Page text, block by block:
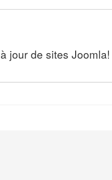
jour de sites